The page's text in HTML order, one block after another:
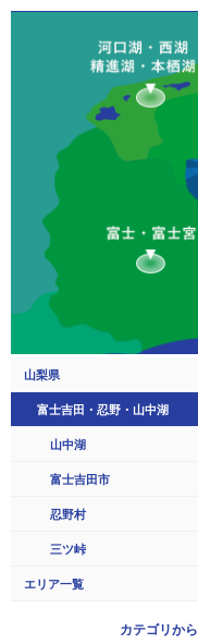
山梨県
富士吉田・忍野・山中湖
山中湖
富士吉田市
忍野村
三ツ峠
エリア一覧
カテゴリから